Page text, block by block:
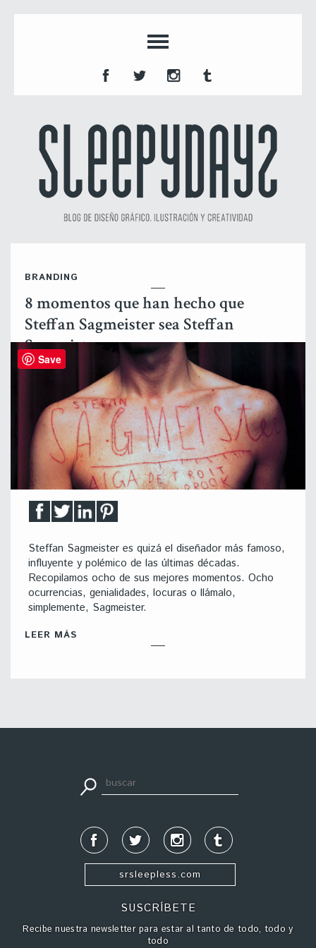
BRANDING
8 momentos que han hecho que
Steffan Sagmeister sea Steffan
Sagmeister
Steffan Sagmeister es quizá el diseñador más famoso,
influyente y polémico de las últimas décadas.
Recopilamos ocho de sus mejores momentos. Ocho
ocurrencias, genialidades, locuras o llámalo,
simplemente, Sagmeister.
LEER MÁS
srsleepless.com
SUSCRÍBETE
Recibe nuestra newsletter para estar al tanto de todo, todo y
todo
Save